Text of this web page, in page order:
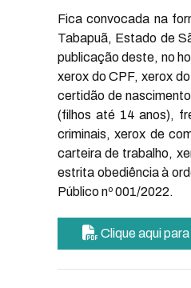
Fica convocada na
Tabapuã, Estado de
publicação deste, no
xerox do CPF, xerox
certidão de
(filhos até 14 anos),
criminais, xerox de
carteira de trabalho,
estrita obediência à
Público nº 001/2022.
Clique aqui